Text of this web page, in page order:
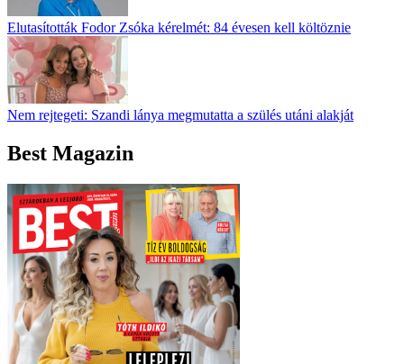
Elutasították Fodor Zsóka kérelmét: 84 évesen kell költöznie
Nem rejtegeti: Szandi lánya megmutatta a szülés utáni alakját
Best Magazin